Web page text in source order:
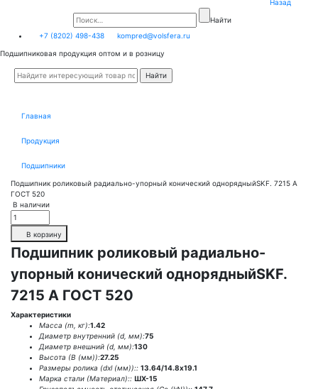
Назад
Найти
+7 (8202) 498-438
kompred@volsfera.ru
Подшипниковая продукция оптом и в розницу
Главная
Продукция
Подшипники
Подшипник роликовый радиально-упорный конический однорядныйSKF. 7215 А
ГОСТ 520
В наличии
В корзину
Подшипник роликовый радиально-
упорный конический однорядныйSKF.
7215 А ГОСТ 520
Характеристики
Масса (m, кг):1.42
Диаметр внутренний (d, мм):75
Диаметр внешний (d, мм):130
Высота (В (мм)):27.25
Размеры ролика (dxl (мм)):: 13.64/14.8х19.1
Марка стали (Материал):: ШХ-15